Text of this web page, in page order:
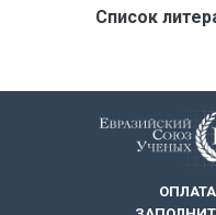
Список